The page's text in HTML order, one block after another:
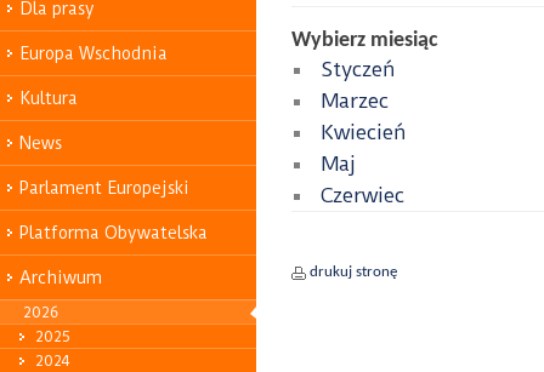
Dla prasy
Europa Wschodnia
Kultura
News
Parlament Europejski
Platforma Obywatelska
Archiwum
2026
2025
2024
Wybierz miesiąc
Styczeń
Marzec
Kwiecień
Maj
Czerwiec
drukuj stronę